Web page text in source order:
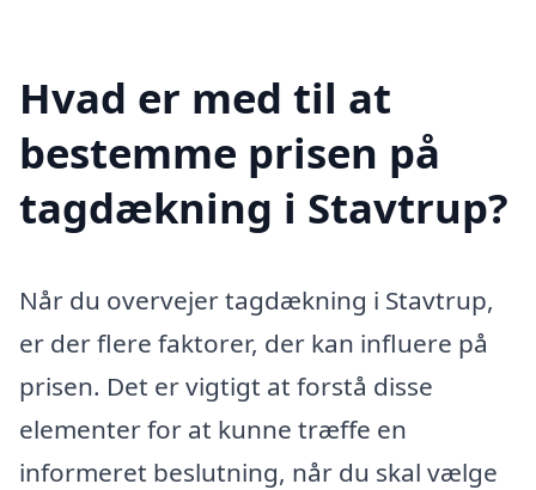
Hvad er med til at
bestemme prisen på
tagdækning i Stavtrup?
Når du overvejer tagdækning i Stavtrup,
er der flere faktorer, der kan influere på
prisen. Det er vigtigt at forstå disse
elementer for at kunne træffe en
informeret beslutning, når du skal vælge